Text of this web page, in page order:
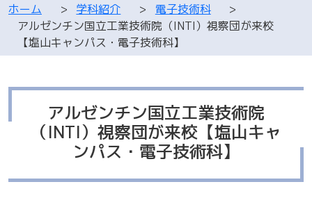
ホーム > 学科紹介 > 電子技術科
>
アルゼンチン国立工業技術院（INTI）視察団が来校
【塩山キャンパス・電子技術科】
アルゼンチン国立工業技術院
（INTI）視察団が来校【塩山キャ
ンパス・電子技術科】